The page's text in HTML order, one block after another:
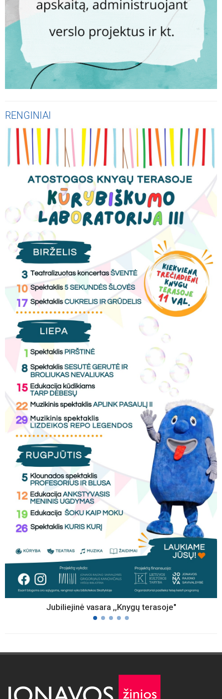
RENGINIAI
Jubiliejinė vasara ,,Knygų terasoje"